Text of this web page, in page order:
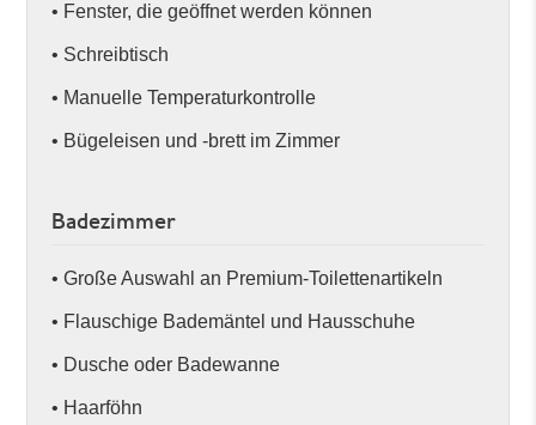
• Fenster, die geöffnet werden können
• Schreibtisch
• Manuelle Temperaturkontrolle
• Bügeleisen und -brett im Zimmer
Badezimmer
• Große Auswahl an Premium-Toilettenartikeln
• Flauschige Bademäntel und Hausschuhe
• Dusche oder Badewanne
• Haarföhn